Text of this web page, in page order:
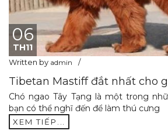
06
TH11
Written by admin
Tibetan Mastiff đắt nhất cho
Chó ngao Tây Tạng là một trong
bạn có thể nghĩ đến để làm thú cưng
XEM TIẾP...